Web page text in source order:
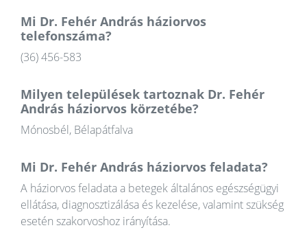
Mi Dr. Fehér András háziorvos
telefonszáma?
(36) 456-583
Milyen települések tartoznak Dr. Fehér
András háziorvos körzetébe?
Mónosbél, Bélapátfalva
Mi Dr. Fehér András háziorvos feladata?
A háziorvos feladata a betegek általános egészségügyi
ellátása, diagnosztizálása és kezelése, valamint szükség
esetén szakorvoshoz irányítása.